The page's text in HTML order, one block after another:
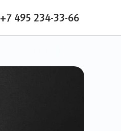
+7 495 234-33-66